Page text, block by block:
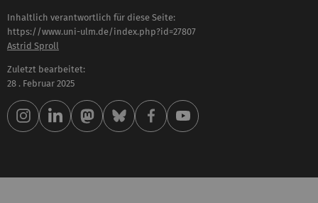
Inhaltlich verantwortlich für diese Seite:
https://www.uni-ulm.de/index.php?id=27807
Astrid Sproll
Zuletzt bearbeitet:
28 . Februar 2025